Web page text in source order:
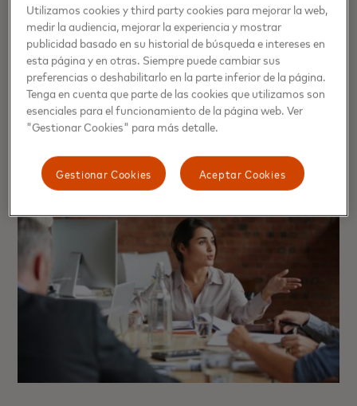
devastadora de tráfico en persona, la tecnología
digital se convirtió en un salvavidas durante la
pandemia, a la vez que creó nuevas oportunidades
para los delincuentes cibernéticos.
Leer mas
Utilizamos cookies y third party cookies para mejorar la web,
medir la audiencia, mejorar la experiencia y mostrar
publicidad basado en su historial de búsqueda e intereses en
esta página y en otras. Siempre puede cambiar sus
preferencias o deshabilitarlo en la parte inferior de la página.
Tenga en cuenta que parte de las cookies que utilizamos son
esenciales para el funcionamiento de la página web. Ver
"Gestionar Cookies" para más detalle.
Aceptar Cookies
Gestionar Cookies